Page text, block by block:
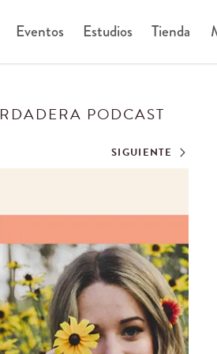
Eventos Estudios Tienda
PODCAST
SIGUIENTE